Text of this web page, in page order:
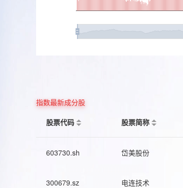
指数最新成分股
股票代码
股票简称
603730.sh 岱美股份
300679.sz 电连技术